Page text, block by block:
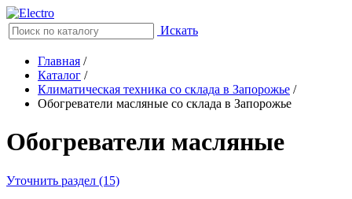
Искать
Главная /
Каталог /
Климатическая техника со склада в Запорожье /
Обогреватели масляные со склада в Запорожье
Обогреватели масляные
Уточнить раздел (15)